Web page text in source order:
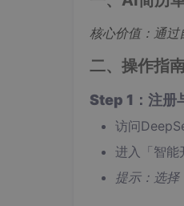
核心价值：通过
二、操作指
Step 1：注册
访问
进入「智能
提示：选择